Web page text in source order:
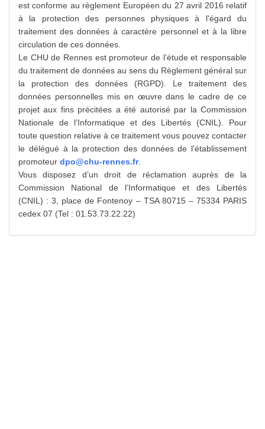
est conforme au règlement Européen du 27 avril 2016 relatif
à la protection des personnes physiques à l'égard du
traitement des données à caractère personnel et à la libre
circulation de ces données.
Le CHU de Rennes est promoteur de l’étude et responsable
du traitement de données au sens du Règlement général sur
la protection des données (RGPD). Le traitement des
données personnelles mis en œuvre dans le cadre de ce
projet aux fins précitées a été autorisé par la Commission
Nationale de l’Informatique et des Libertés (CNIL). Pour
toute question relative à ce traitement vous pouvez contacter
le délégué à la protection des données de l'établissement
promoteur dpo@chu-rennes.fr.
Vous disposez d’un droit de réclamation auprès de la
Commission National de l’Informatique et des Libertés
(CNIL) : 3, place de Fontenoy – TSA 80715 – 75334 PARIS
cedex 07 (Tel : 01.53.73.22.22)